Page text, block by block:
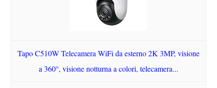
Tapo C510W Telecamera WiFi da esterno 2K 3MP, visione
a 360°, visione notturna a colori, telecamera...